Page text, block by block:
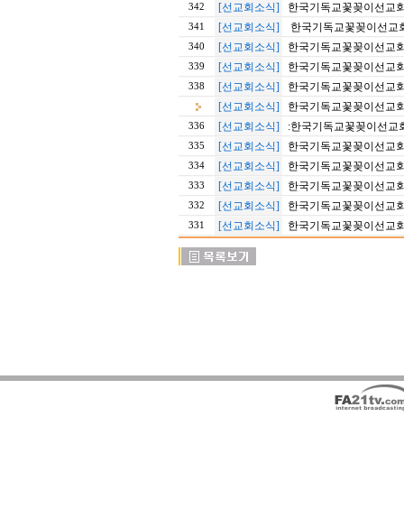
342 [선교회소식] 한국기독교꽃꽂이선교
341 [선교회소식] 한국기독교꽃꽂이선교
340 [선교회소식] 한국기독교꽃꽂이선교
339 [선교회소식] 한국기독교꽃꽂이선교
338 [선교회소식]
한국기독교꽃꽂이선교
[선교회소식]
한국기독교꽃꽂이선교
336 [선교회소식] :한국기독교꽃꽂이선교
335 [선교회소식] 한국기독교꽃꽂이선교
334 [선교회소식] 한국기독교꽃꽂이선교
333 [선교회소식] 한국기독교꽃꽂이선교
332 [선교회소식] 한국기독교꽃꽂이선교
331 [선교회소식] 한국기독교꽃꽂이선교